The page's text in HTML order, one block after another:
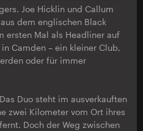
Joe Hicklin und Callum
dem englischen Black
ersten Mal als Headliner auf
Camden – ein kleiner Club,
oder für immer
Duo steht im ausverkauften
zwei Kilometer vom Ort ihres
Doch der Weg zwischen